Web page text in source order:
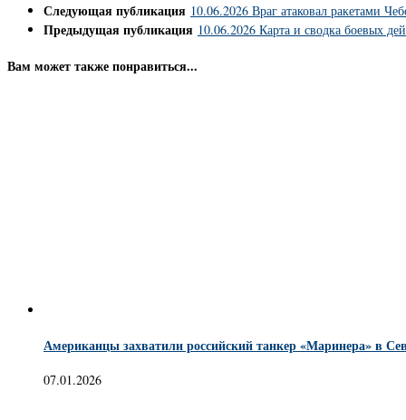
Следующая публикация 10.06.2026 Враг атаковал ракетами
Предыдущая публикация 10.06.2026 Карта и сводка боевых
Вам может также понравиться...
Американцы захватили российский танкер «Маринера» в
07.01.2026